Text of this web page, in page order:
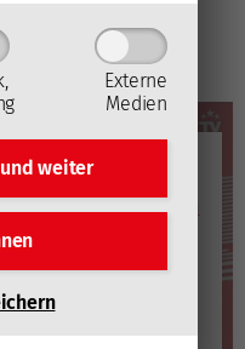
Externe
Medien
weiter
Sie die